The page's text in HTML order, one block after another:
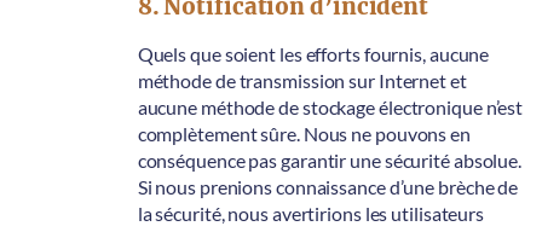
8. Notification d’incident
Quels que soient les efforts fournis, aucune
méthode de transmission sur Internet et
aucune méthode de stockage électronique n’est
complètement sûre. Nous ne pouvons en
conséquence pas garantir une sécurité absolue.
Si nous prenions connaissance d’une brèche de
la sécurité, nous avertirions les utilisateurs